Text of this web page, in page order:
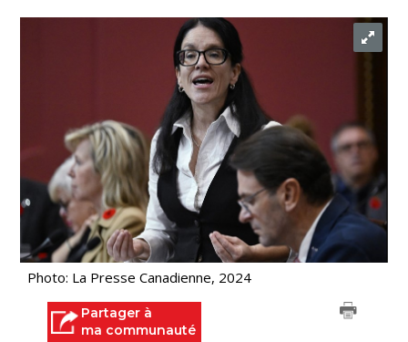
Photo: La Presse Canadienne, 2024
Partager à
ma communauté